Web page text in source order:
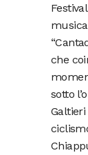
che
sotto